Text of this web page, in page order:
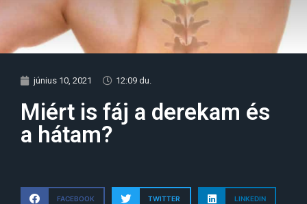
június 10, 2021 12:09 du.
Miért is fáj a derekam és
a hátam?
FACEBOOK TWITTER LINKEDIN